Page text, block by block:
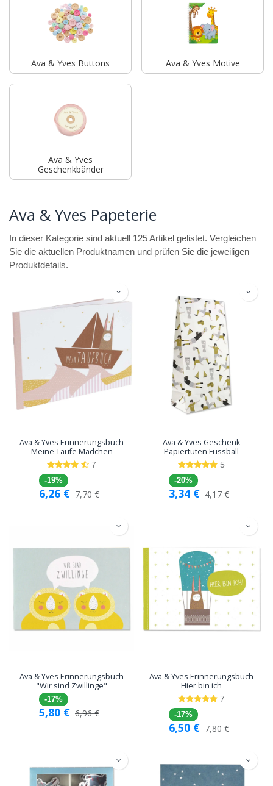
Ava & Yves Buttons Ava & Yves Motive
Ava & Yves
Geschenkbänder
Ava & Yves Papeterie
In dieser Kategorie sind aktuell 125 Artikel gelistet. Vergleichen
Sie die aktuellen Produktnamen und prüfen Sie die jeweiligen
Produktdetails.
Ava & Yves Erinnerungsbuch
Meine Taufe Mädchen
7
-19%
6,26 € 7,70€
Ava & Yves Geschenk
Papiertüten Fussball
5
-20%
3,34 € 4,17€
Ava & Yves Erinnerungsbuch
"Wir sind Zwillinge"
-17%
5,80 € 6,96€
Ava & Yves Erinnerungsbuch
Hier bin ich
7
-17%
6,50 € 7,80€